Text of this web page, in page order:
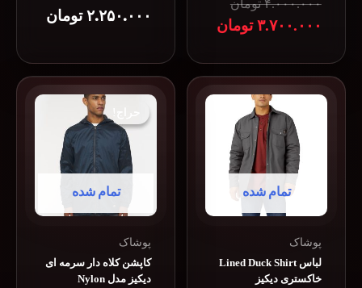
۴.۰۰۰.۰۰۰ تومان
قیمت
۴.۰۰۰.۰۰۰ تومان
بود.
۳.۷۰۰.۰۰۰ تومان
قیمت
۳.۷۰۰.۰۰۰ تومان.
۲.۲۵۰.۰۰۰ تومان
تمام شده
پوشاک
لباس Lined Duck Shirt
خاکستری دیکیز
تمام شده
پوشاک
کاپشن کلاه دار سرمه ای
دیکیز مدل Nylon